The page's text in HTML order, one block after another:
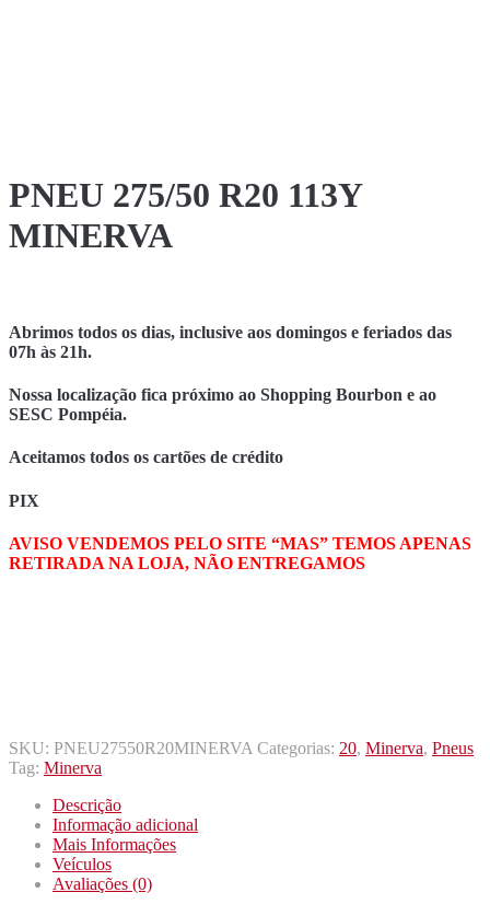
PNEU 275/50 R20 113Y
MINERVA
Abrimos todos os dias, inclusive aos domingos e feriados das
07h às 21h.
Nossa localização fica próximo ao Shopping Bourbon e ao
SESC Pompéia.
Aceitamos todos os cartões de crédito
PIX
AVISO VENDEMOS PELO SITE “MAS” TEMOS APENAS
RETIRADA NA LOJA, NÃO ENTREGAMOS
SKU: PNEU27550R20MINERVA Categorias: 20, Minerva, Pneus
Tag: Minerva
Descrição
Informação adicional
Mais Informações
Veículos
Avaliações (0)